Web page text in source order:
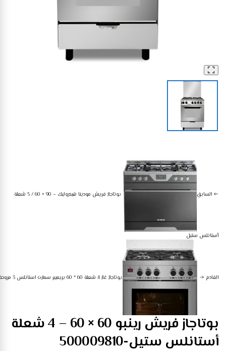
السابق بوتاجاز فريش مودينا هيدروليك – 90 × 60 / 5 شعلة
أستانلس ستيل
القادم بوتاجاز غاز 4 شعلة 60 * 60 بريميير سمارت استانلس 3 مروحة
بوتاجاز فريش رينبو 60 × 60 – 4 شعلة
أستانلس ستيل-500009810